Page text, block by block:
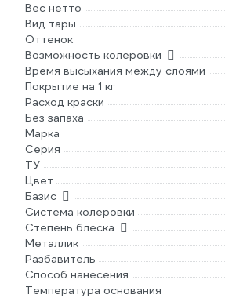
Вес нетто
Вид тары
Оттенок
Возможность колеровки
Время высыхания между слоями
Покрытие на 1 кг
Расход краски
Без запаха
Марка
Серия
ТУ
Цвет
Базис
Система колеровки
Степень блеска
Металлик
Разбавитель
Способ нанесения
Температура основания